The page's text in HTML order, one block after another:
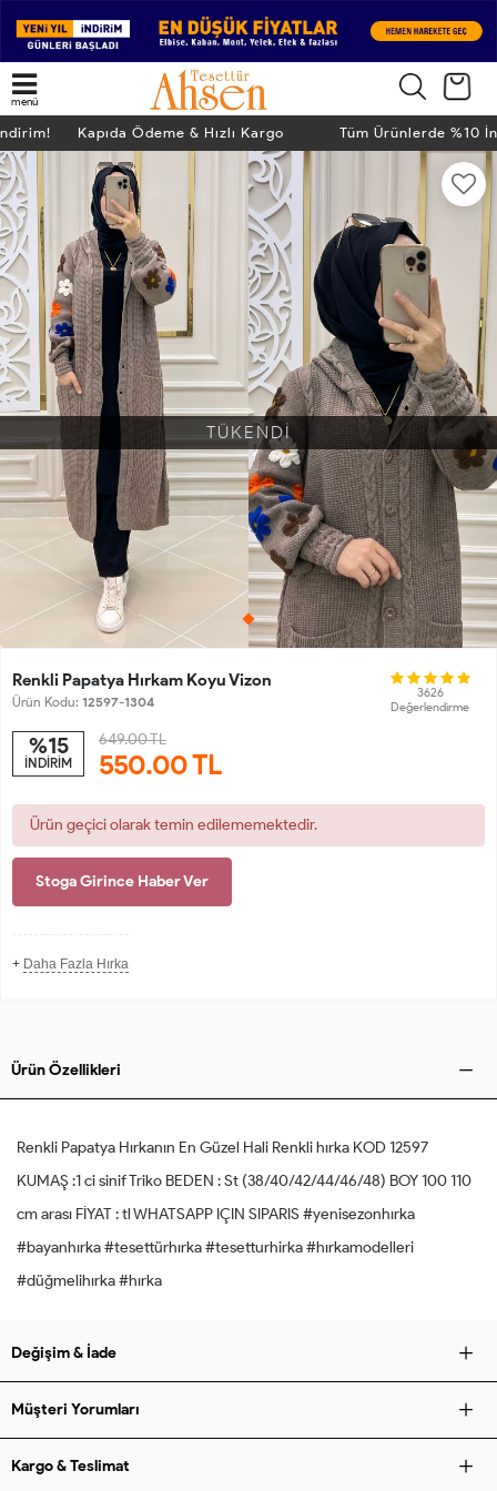
menü
Kapıda Ödeme & Hızlı Kargo Tüm Ürünlerde %10
TÜKENDİ
Renkli Papatya Hırkam Koyu Vizon
Ürün Kodu: 12597-1304
3626
Değerlendirme
%15
İNDİRİM
649.00 TL
550.00TL
Ürün geçici olarak temin edilememektedir.
Stoga Girince Haber Ver
+ Daha Fazla Hırka
Ürün Özellikleri
Renkli Papatya Hırkanın En Güzel Hali Renkli hırka KOD 12597
KUMAŞ :1 ci sinif Triko BEDEN : St (38/40/42/44/46/48) BOY 100 110
cm arası FİYAT : tl WHATSAPP IÇIN SIPARIS #yenisezonhırka
#bayanhırka #tesettürhırka #tesetturhirka #hırkamodelleri
#düğmelihırka #hırka
Değişim & İade
Müşteri Yorumları
Kargo & Teslimat